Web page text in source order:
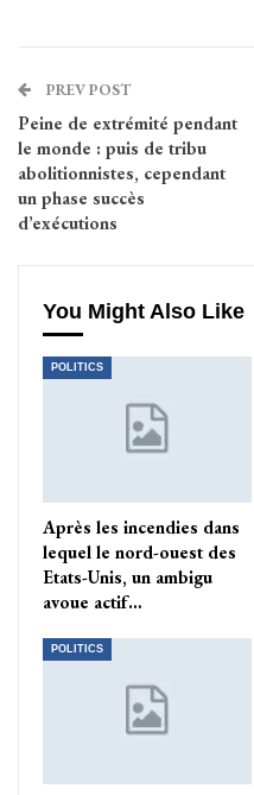
PREV POST
Peine de extrémité pendant
le monde : puis de tribu
abolitionnistes, cependant
un phase succès
d’exécutions
You Might Also Like
POLITICS
Après les incendies dans
lequel le nord-ouest des
Etats-Unis, un ambigu
avoue actif…
POLITICS